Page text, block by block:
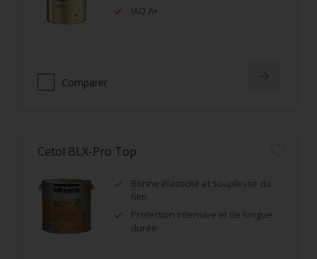
IAQ A+
Comparer
Cetol BLX-Pro Top
Bonne élasticité et souplesse du
film
Protection intensive et de longue
durée